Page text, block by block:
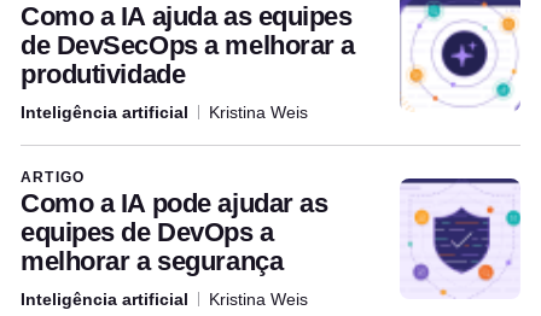
Como a IA ajuda as equipes
de DevSecOps a melhorar a
produtividade
Inteligência artificial Kristina Weis
ARTIGO
Como a IA pode ajudar as
equipes de DevOps a
melhorar a segurança
Inteligência artificial Kristina Weis